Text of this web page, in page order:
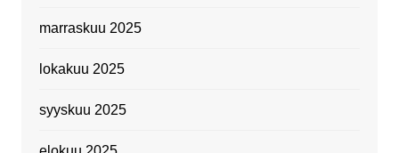
marraskuu 2025
lokakuu 2025
syyskuu 2025